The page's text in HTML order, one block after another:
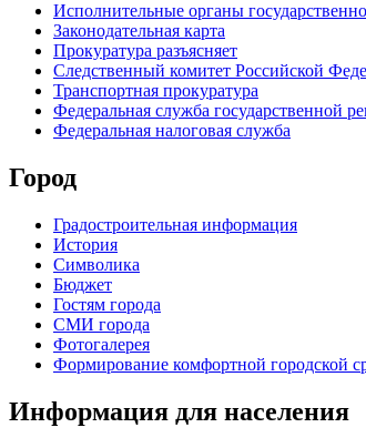
Исполнительные органы
Законодательная карта
Прокуратура разъясняет
Следственный комитет Российской
Транспортная прокуратура
Федеральная служба государственной
Федеральная налоговая служба
Город
Градостроительная информация
История
Символика
Бюджет
Гостям города
СМИ города
Фотогалерея
Формирование комфортной городской
Информация для населения